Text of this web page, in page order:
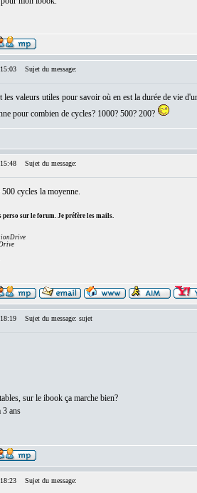
Sujet du message:
valeurs utiles pour savoir où en est la durée de vie
pour combien de cycles? 1000? 500? 200?
Sujet du message:
cycles la moyenne.
perso sur le forum. Je préfère les mails.
Sujet du message: sujet
sur le ibook ça marche bien?
3 ans
Sujet du message: